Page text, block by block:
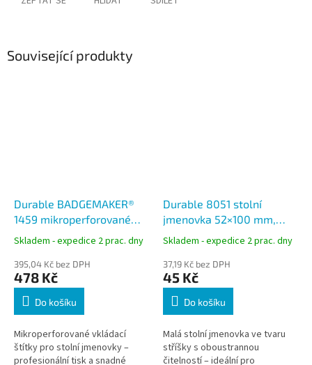
Související produkty
Durable BADGEMAKER®
1459 mikroperforované
náhradní štítky 61×150
Skladem - expedice 2 prac. dny
395,04 Kč bez DPH
478 Kč
Do košíku
Mikroperforované vkládací
štítky pro stolní jmenovky –
profesionální tisk a snadné
Durable 8051 stolní
jmenovka 52×100 mm,
oboustranná „stříška“,
transparentní
Skladem - expedice 2 prac. dny
37,19 Kč bez DPH
45 Kč
Do košíku
Malá stolní jmenovka ve tvaru
stříšky s oboustrannou
čitelností – ideální pro